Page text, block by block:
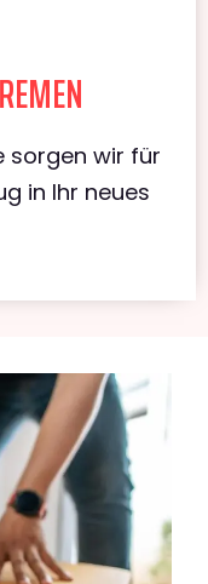
sorgen wir für
in Ihr neues